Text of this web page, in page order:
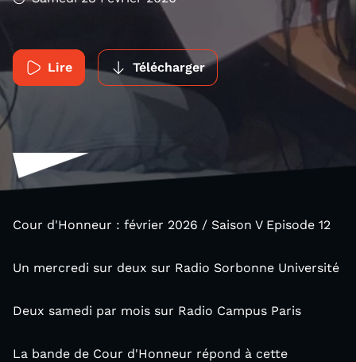
Lire Télécharger
Cour d'Honneur : février 2026 / Saison V Episode 12
Un mercredi sur deux sur Radio Sorbonne Université
Deux samedi par mois sur Radio Campus Paris
La bande de Cour d'Honneur répond à cette